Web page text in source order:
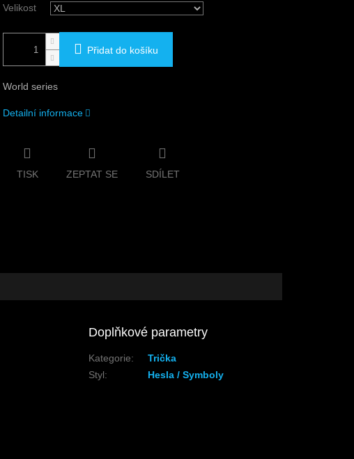
Velikost
Přidat do košíku
World series
Detailní informace
TISK ZEPTAT SE SDÍLET
Doplňkové parametry
Kategorie:
Trička
Styl: Hesla / Symboly